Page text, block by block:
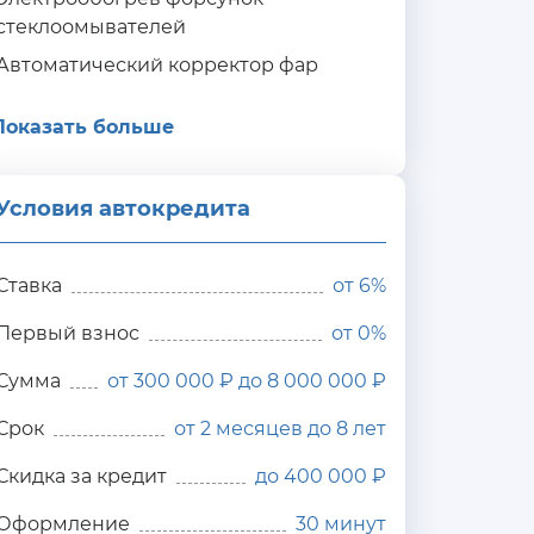
корректор фар
больше
автокредита
от 6%
взнос от 0%
от 300 000 ₽ до 8 000 000 ₽
от 2 месяцев до 8 лет
за кредит до 400 000 ₽
30 минут